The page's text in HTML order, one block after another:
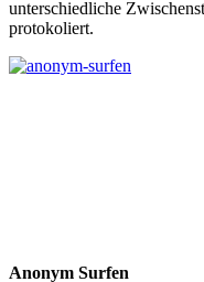
unterschiedliche
protokoliert.
Anonym Surfen